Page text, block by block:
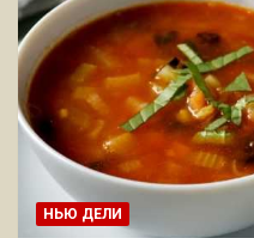
НЬЮ ДЕЛИ